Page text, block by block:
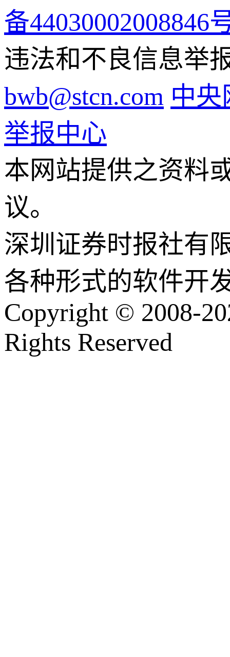
备44030002008846
违法和不良信息举
bwb@stcn.com 中
举报中心
本网站提供之资料
议。
深圳证券时报社有
各种形式的软件开
Copyright © 2008-
Rights Reserved